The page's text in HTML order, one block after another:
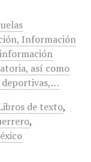
Información
así como
deportivas,…
de texto,
,